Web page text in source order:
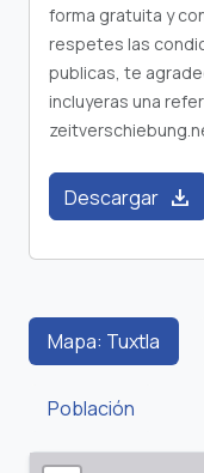
forma gratuita y
respetes las
publicas, te
incluyeras una
Descargar download
Mapa: Tuxtla
Población